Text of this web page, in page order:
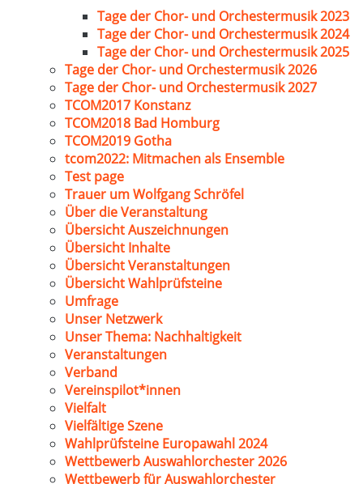
Tage der Chor- und Orchestermusik 2023
Tage der Chor- und Orchestermusik 2024
Tage der Chor- und Orchestermusik 2025
Tage der Chor- und Orchestermusik 2026
Tage der Chor- und Orchestermusik 2027
TCOM2017 Konstanz
TCOM2018 Bad Homburg
TCOM2019 Gotha
tcom2022: Mitmachen als Ensemble
Test page
Trauer um Wolfgang Schröfel
Über die Veranstaltung
Übersicht Auszeichnungen
Übersicht Inhalte
Übersicht Veranstaltungen
Übersicht Wahlprüfsteine
Umfrage
Unser Netzwerk
Unser Thema: Nachhaltigkeit
Veranstaltungen
Verband
Vereinspilot*innen
Vielfalt
Vielfältige Szene
Wahlprüfsteine Europawahl 2024
Wettbewerb Auswahlorchester 2026
Wettbewerb für Auswahlorchester